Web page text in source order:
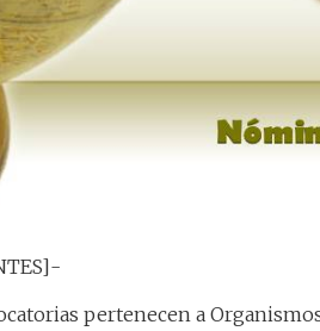
pertenecen a